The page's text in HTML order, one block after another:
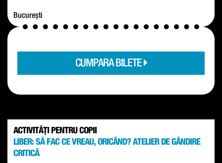
București
CUMPARA BILETE
ACTIVITĂȚI PENTRU COPII
LIBER: SĂ FAC CE VREAU, ORICÂND? ATELIER DE GÂNDIRE
CRITICĂ